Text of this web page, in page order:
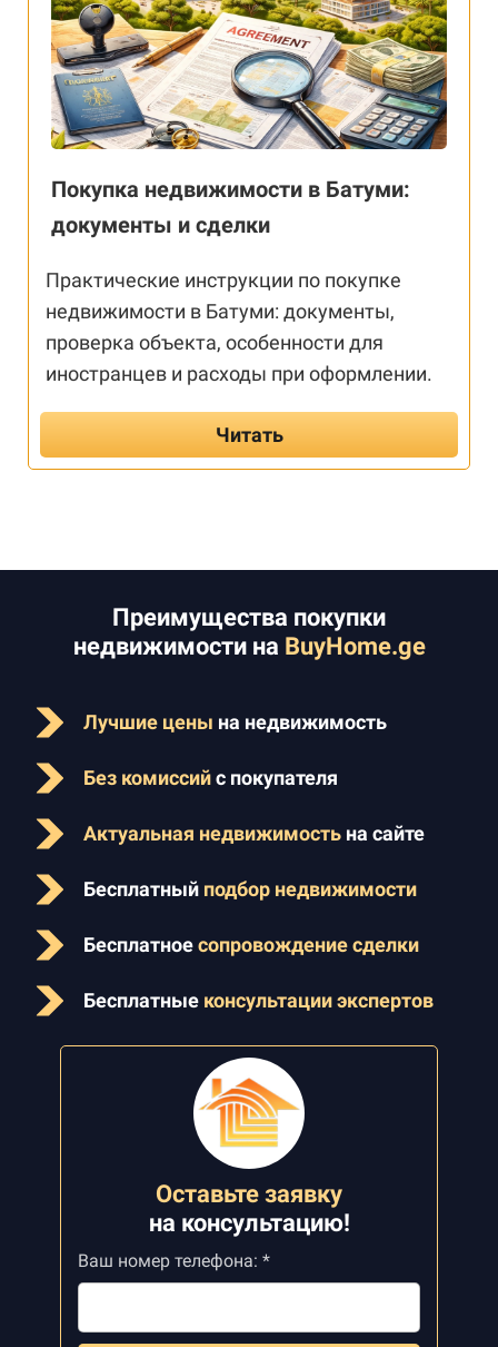
Покупка недвижимости в Батуми:
документы и сделки
Практические инструкции по покупке
недвижимости в Батуми: документы,
проверка объекта, особенности для
иностранцев и расходы при оформлении.
Читать
Преимущества покупки
недвижимости на BuyHome.ge
Лучшие цены на недвижимость
Без комиссийс покупателя
Актуальная недвижимость на сайте
Бесплатный подбор недвижимости
Бесплатноесопровождение сделки
Бесплатные консультации экспертов
Оставьте заявку
на консультацию!
Ваш номер телефона: *